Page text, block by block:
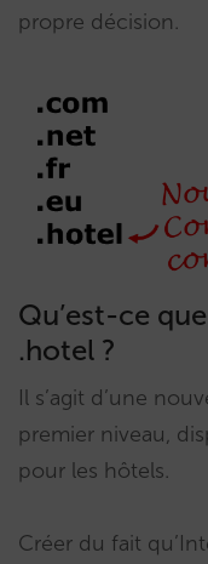
propre décision.
Qu’est-ce
.hotel ?
Il s’agit d’une
premier niveau,
pour les hôtels.
Créer du fait